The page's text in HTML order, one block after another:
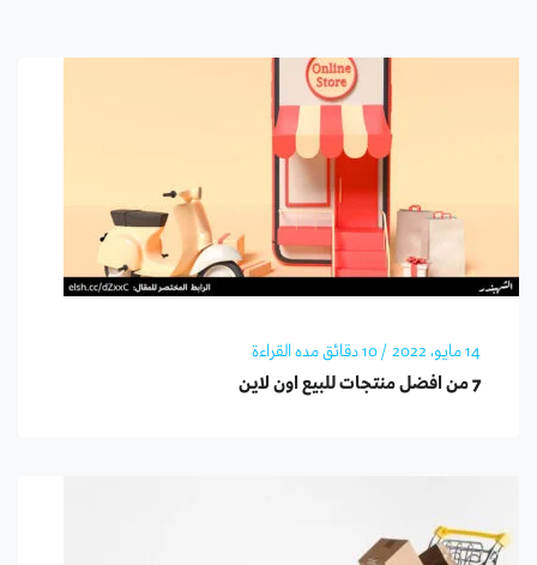
14 مايو، 2022 / 10 دقائق مده القراءة
7 من افضل منتجات للبيع اون لاين